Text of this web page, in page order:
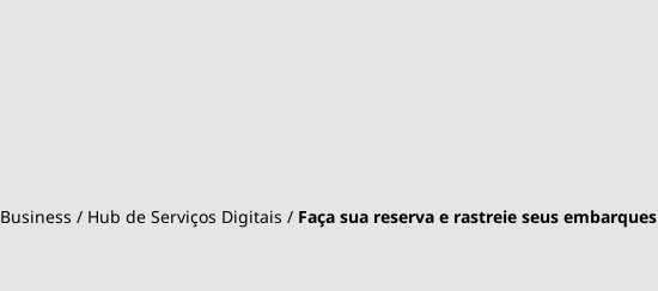
Business Hub de Serviços Digitais Faça sua reserva e rastreie seus embarques